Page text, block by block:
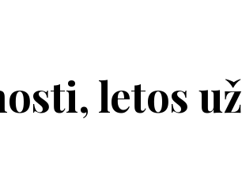
letos už